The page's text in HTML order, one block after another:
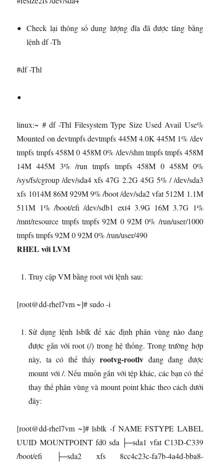
Check lại thông số dung lượng đĩa đã được tăng bằng
lệnh df -Th
#df -Thl
linux:~ # df -Thl Filesystem Type Size Used Avail Use%
Mounted on devtmpfs devtmpfs 445M 4.0K 445M 1% /dev
tmpfs tmpfs 458M 0 458M 0% /dev/shm tmpfs tmpfs 458M
14M 445M 3% /run tmpfs tmpfs 458M 0 458M 0%
/sys/fs/cgroup /dev/sda4 xfs 47G 2.2G 45G 5% / /dev/sda3
xfs 1014M 86M 929M 9% /boot /dev/sda2 vfat 512M 1.1M
511M 1% /boot/efi /dev/sdb1 ext4 3.9G 16M 3.7G 1%
/mnt/resource tmpfs tmpfs 92M 0 92M 0% /run/user/1000
tmpfs tmpfs 92M 0 92M 0% /run/user/490
RHEL với LVM
Truy cập VM bằng root với lệnh sau:
[root@dd-rhel7vm ~]# sudo -i
Sử dụng lệnh lsblk để xác định phân vùng nào đang
được gắn với root (/) trong hệ thống. Trong trường hợp
này, ta có thể thấyrootvg-rootlv đang đang được
mount với /. Nếu muốn gắn với tệp khác, các bạn có thể
thay thế phân vùng và mount point khác theo cách dưới
đây:
[root@dd-rhel7vm ~]# lsblk -f NAME FSTYPE LABEL
UUID MOUNTPOINT fd0 sda ├─sda1 vfat C13D-C339
/boot/efi ├─sda2 xfs 8cc4c23c-fa7b-4a4d-bba8-